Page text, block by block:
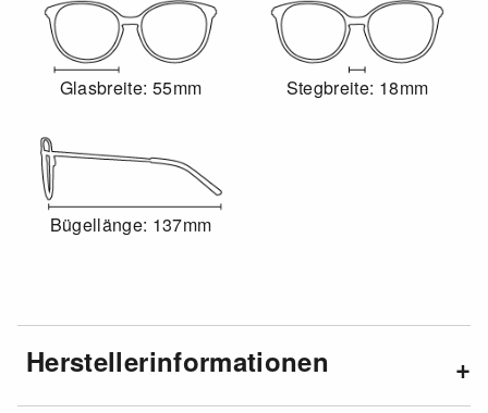
Glasbreite: 55mm Stegbreite: 18mm
Bügellänge: 137mm
Herstellerinformationen